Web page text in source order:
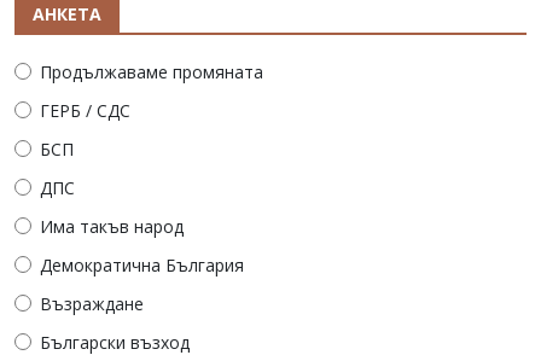
АНКЕТА
Продължаваме промяната
ГЕРБ / СДС
БСП
ДПС
Има такъв народ
Демократична България
Възраждане
Български възход